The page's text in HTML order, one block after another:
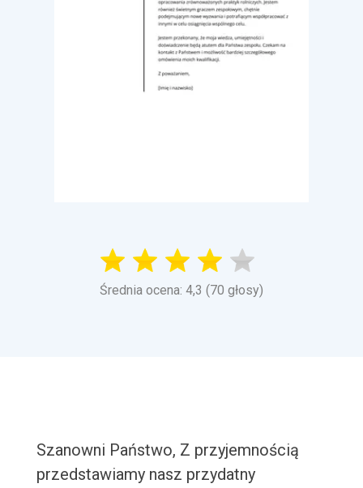
Średnia ocena: 4,3 (70 głosy)
Szanowni Państwo, Z przyjemnością
przedstawiamy nasz przydatny